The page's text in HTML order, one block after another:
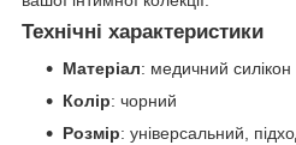
Технічні характеристики
Матеріал: медичний силікон
Колір: чорний
Розмір: універсальний,